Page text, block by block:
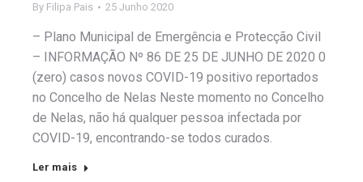
By Filipa Pais 25 Junho 2020
– Plano Municipal de Emergência e Protecção Civil
– INFORMAÇÃO Nº 86 DE 25 DE JUNHO DE 2020 0
(zero) casos novos COVID-19 positivo reportados
no Concelho de Nelas Neste momento no Concelho
de Nelas, não há qualquer pessoa infectada por
COVID-19, encontrando-se todos curados.
Ler mais